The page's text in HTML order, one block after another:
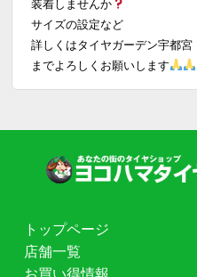
サイズの設定など
詳しくはタイヤガーデン宇都宮
までよろしくお願いします
トップページ
店舗一覧